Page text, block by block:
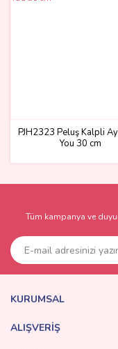
PJH2323 Peluş Kalpli
You 30 cm
Tüm kampanya ve
KURUMSAL
ALIŞVERİŞ